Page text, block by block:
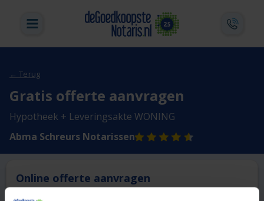
← Terug
Gratis offerte aanvragen
Hypotheek + Leveringsakte WONING
Abma Schreurs Notarissen
Online offerte aanvragen